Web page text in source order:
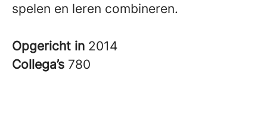
spelen en leren combineren.
Opgericht in 2014
Collega’s 780